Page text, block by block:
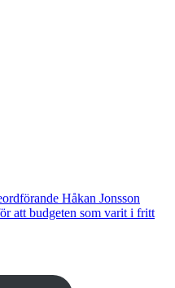
Håkan Jonsson
att budgeten som varit i fritt